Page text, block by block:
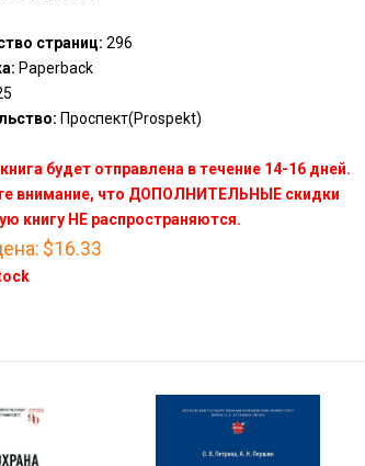
страниц: 296
Paperback
Проспект(Prospekt)
будет отправлена в течение 14-16 дней.
внимание, что ДОПОЛНИТЕЛЬНЫЕ скидки
книгу НЕ распространяются.
$16.33